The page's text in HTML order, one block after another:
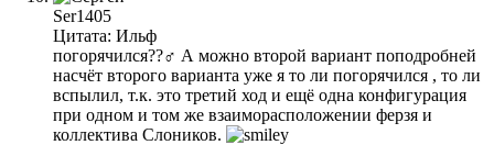
Ser1405
Цитата: Ильф
погорячился??‍♂️ А можно второй вариант поподробней
насчёт второго варианта уже я то ли погорячился , то ли
вспылил, т.к. это третий ход и ещё одна конфигурация
при одном и том же взаиморасположении ферзя и
коллектива Слоников.